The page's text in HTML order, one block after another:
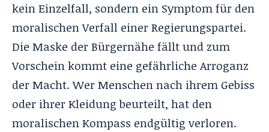
kein Einzelfall, sondern ein Symptom für den
moralischen Verfall einer Regierungspartei.
Die Maske der Bürgernähe fällt und zum
Vorschein kommt eine gefährliche Arroganz
der Macht. Wer Menschen nach ihrem Gebiss
oder ihrer Kleidung beurteilt, hat den
moralischen Kompass endgültig verloren.